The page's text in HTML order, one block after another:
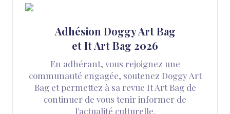
Adhésion Doggy Art Bag
et It Art Bag 2026
En adhérant, vous rejoignez une
communauté engagée, soutenez Doggy Art
Bag et permettez à sa revue It Art Bag de
continuer de vous tenir informer de
l'actualité culturelle.